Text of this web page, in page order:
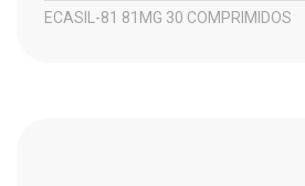
ECASIL-81 81MG 30 COMPRIMIDOS